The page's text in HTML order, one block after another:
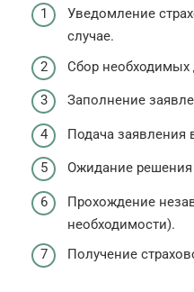
Уведомление
случае.
Сбор необходимых
Заполнение
Подача заявления
Ожидание решения
Прохождение
необходимости).
Получение